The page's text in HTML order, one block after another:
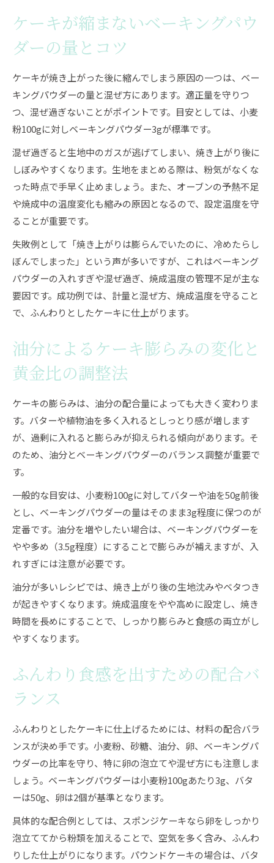
ケーキが縮まないベーキングパウ
ダーの量とコツ
ケーキが焼き上がった後に縮んでしまう原因の一つは、ベー
キングパウダーの量と混ぜ方にあります。適正量を守りつ
つ、混ぜ過ぎないことがポイントです。目安としては、小麦
粉100gに対しベーキングパウダー3gが標準です。
混ぜ過ぎると生地中のガスが逃げてしまい、焼き上がり後に
しぼみやすくなります。生地をまとめる際は、粉気がなくな
った時点で手早く止めましょう。また、オーブンの予熱不足
や焼成中の温度変化も縮みの原因となるので、設定温度を守
ることが重要です。
失敗例として「焼き上がりは膨らんでいたのに、冷めたらし
ぼんでしまった」という声が多いですが、これはベーキング
パウダーの入れすぎや混ぜ過ぎ、焼成温度の管理不足が主な
要因です。成功例では、計量と混ぜ方、焼成温度を守ること
で、ふんわりとしたケーキに仕上がります。
油分によるケーキ膨らみの変化と
黄金比の調整法
ケーキの膨らみは、油分の配合量によっても大きく変わりま
す。バターや植物油を多く入れるとしっとり感が増します
が、過剰に入れると膨らみが抑えられる傾向があります。そ
のため、油分とベーキングパウダーのバランス調整が重要で
す。
一般的な目安は、小麦粉100gに対してバターや油を50g前後
とし、ベーキングパウダーの量はそのまま3g程度に保つのが
定番です。油分を増やしたい場合は、ベーキングパウダーを
やや多め（3.5g程度）にすることで膨らみが補えますが、入
れすぎには注意が必要です。
油分が多いレシピでは、焼き上がり後の生地沈みやベタつき
が起きやすくなります。焼成温度をやや高めに設定し、焼き
時間を長めにすることで、しっかり膨らみと食感の両立がし
やすくなります。
ふんわり食感を出すための配合バ
ランス
ふんわりとしたケーキに仕上げるためには、材料の配合バラ
ンスが決め手です。小麦粉、砂糖、油分、卵、ベーキングパ
ウダーの比率を守り、特に卵の泡立てや混ぜ方にも注意しま
しょう。ベーキングパウダーは小麦粉100gあたり3g、バタ
ーは50g、卵は2個が基準となります。
具体的な配合例としては、スポンジケーキなら卵をしっかり
泡立ててから粉類を加えることで、空気を多く含み、ふんわ
りした仕上がりになります。パウンドケーキの場合は、バタ